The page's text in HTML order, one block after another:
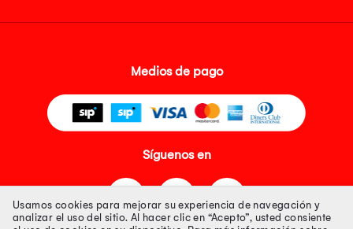
Medios de pago
Síguenos en
Usamos cookies para mejorar su experiencia de navegación y
analizar el uso del sitio. Al hacer clic en “Acepto”, usted consiente